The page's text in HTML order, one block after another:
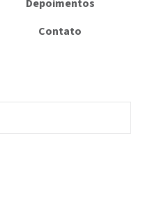
Depoimentos
Contato